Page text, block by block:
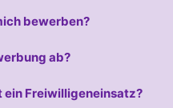
bewerben?
ab?
ein Freiwilligeneinsatz?